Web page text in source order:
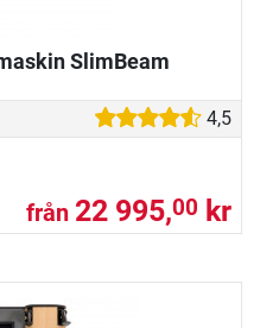
SlimBeam
4,5
från 22 995,00 kr